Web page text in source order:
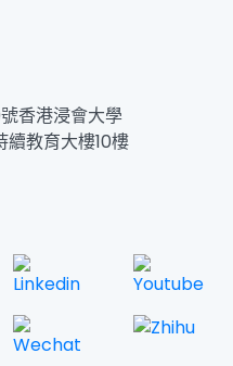
香港浸會大學
續教育大樓10樓